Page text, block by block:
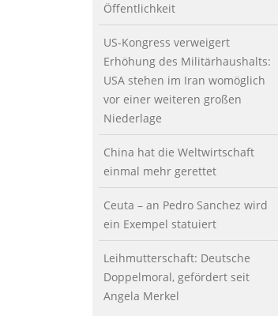
Öffentlichkeit
US-Kongress verweigert
Erhöhung des Militärhaushalts:
USA stehen im Iran womöglich
vor einer weiteren großen
Niederlage
China hat die Weltwirtschaft
einmal mehr gerettet
Ceuta – an Pedro Sanchez wird
ein Exempel statuiert
Leihmutterschaft: Deutsche
Doppelmoral, gefördert seit
Angela Merkel